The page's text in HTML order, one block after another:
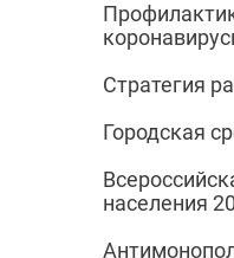
Стратегия
Городская
населения